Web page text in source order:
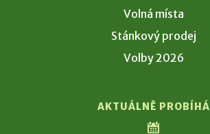
Volná místa
Stánkový prodej
Volby 2026
AKTUÁLNĚ PROBÍHÁ